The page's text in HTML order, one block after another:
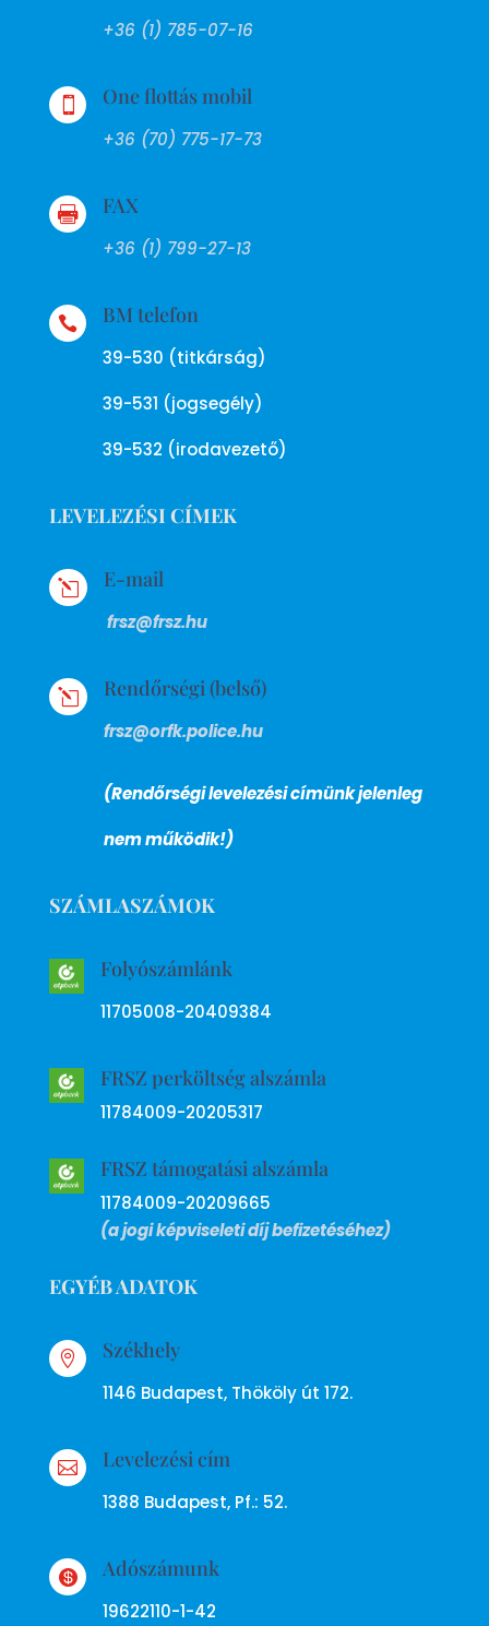
+36 (1) 785-07-16
 One flottás mobil
+36 (70) 775-17-73
 FAX
+36 (1) 799-27-13
 BM telefon
39-530 (titkárság)
39-531 (jogsegély)
39-532 (irodavezető)
LEVELEZÉSI CÍMEK
l E-mail
frsz@frsz.hu
l Rendőrségi (belső)
frsz@orfk.police.hu
(Rendőrségi levelezési címünk jelenleg
nem működik!)
SZÁMLASZÁMOK
Folyószámlánk
11705008-20409384
FRSZ perköltség alszámla
11784009-20205317
FRSZ támogatási alszámla
11784009-20209665
(a jogi képviseleti díj befizetéséhez)
EGYÉB ADATOK
 Székhely
1146 Budapest, Thököly út 172.
 Levelezési cím
1388 Budapest, Pf.: 52.
 Adószámunk
19622110-1-42